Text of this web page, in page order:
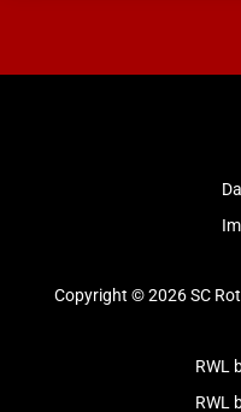
Copyright © 2026 SC
RWL
RWL